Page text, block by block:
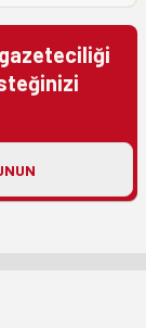
gazeteciliği